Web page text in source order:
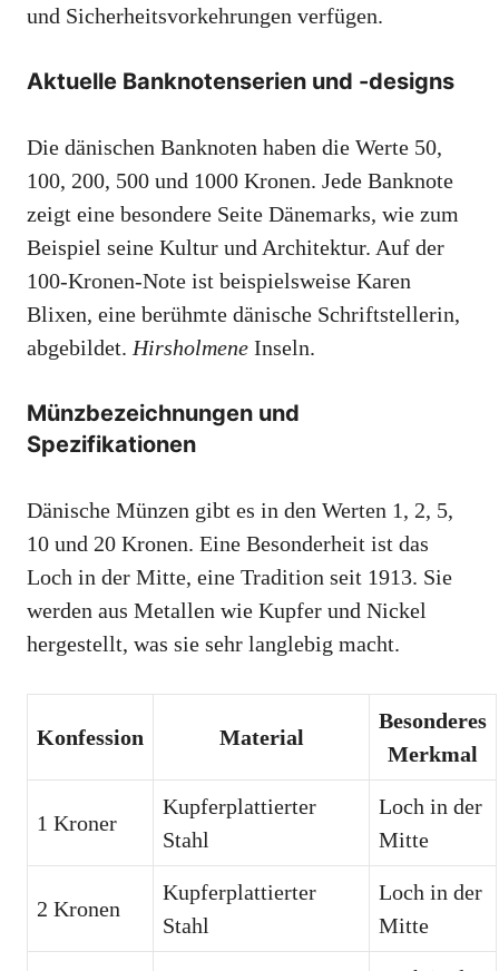
und Sicherheitsvorkehrungen verfügen.
Aktuelle Banknotenserien und -designs
Die dänischen Banknoten haben die Werte 50,
100, 200, 500 und 1000 Kronen. Jede Banknote
zeigt eine besondere Seite Dänemarks, wie zum
Beispiel seine Kultur und Architektur. Auf der
100-Kronen-Note ist beispielsweise Karen
Blixen, eine berühmte dänische Schriftstellerin,
abgebildet. Hirsholmene Inseln.
Münzbezeichnungen und
Spezifikationen
Dänische Münzen gibt es in den Werten 1, 2, 5,
10 und 20 Kronen. Eine Besonderheit ist das
Loch in der Mitte, eine Tradition seit 1913. Sie
werden aus Metallen wie Kupfer und Nickel
hergestellt, was sie sehr langlebig macht.
Konfession Material
Besonderes
Merkmal
1 Kroner
Kupferplattierter
Stahl
Loch in der
Mitte
2 Kronen
Kupferplattierter
Stahl
Loch in der
Mitte